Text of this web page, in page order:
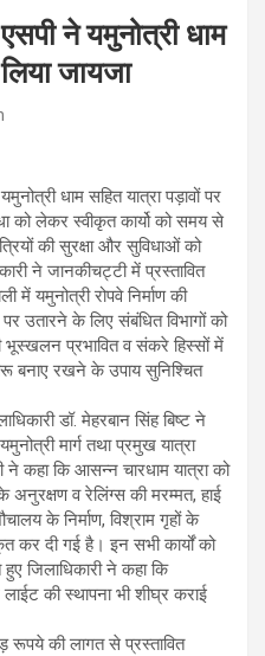
ने यमुनोत्री धाम
जायजा
धाम सहित यात्रा पड़ावों पर
को लेकर स्वीकृत कार्यो को समय से
की सुरक्षा और सुविधाओं को
ने जानकीचट्टी में प्रस्तावित
में यमुनोत्री रोपवे निर्माण की
उतारने के लिए संबंधित विभागों को
भूस्खलन प्रभावित व संकरे हिस्सों में
बनाए रखने के उपाय सुनिश्चित
डॉ. मेहरबान सिंह बिष्ट ने
मार्ग तथा प्रमुख यात्रा
ने कहा कि आसन्न चारधाम यात्रा को
अनुरक्षण व रेलिंग्स की मरम्मत, हाई
के निर्माण, विश्राम गृहों के
कर दी गई है। इन सभी कार्यों को
जिलाधिकारी ने कहा कि
की स्थापना भी शीघ्र कराई
रूपये की लागत से प्रस्तावित